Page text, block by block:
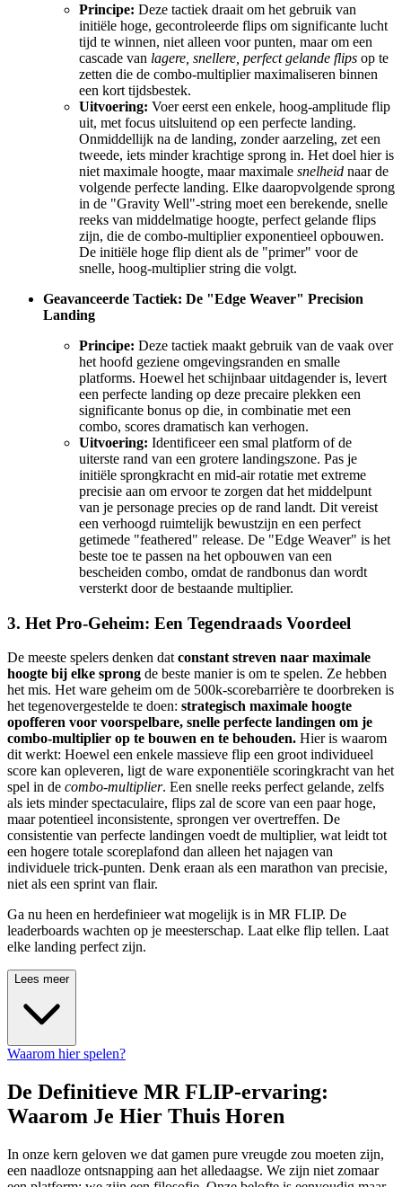
Principe: Deze tactiek draait om het gebruik van
initiële hoge, gecontroleerde flips om significante lucht
tijd te winnen, niet alleen voor punten, maar om een
cascade van lagere, snellere, perfect gelande flips op te
zetten die de combo-multiplier maximaliseren binnen
een kort tijdsbestek.
Uitvoering: Voer eerst een enkele, hoog-amplitude flip
uit, met focus uitsluitend op een perfecte landing.
Onmiddellijk na de landing, zonder aarzeling, zet een
tweede, iets minder krachtige sprong in. Het doel hier is
niet maximale hoogte, maar maximale snelheid naar de
volgende perfecte landing. Elke daaropvolgende sprong
in de "Gravity Well"-string moet een berekende, snelle
reeks van middelmatige hoogte, perfect gelande flips
zijn, die de combo-multiplier exponentieel opbouwen.
De initiële hoge flip dient als de "primer" voor de
snelle, hoog-multiplier string die volgt.
Geavanceerde Tactiek: De "Edge Weaver" Precision
Landing
Principe: Deze tactiek maakt gebruik van de vaak over
het hoofd geziene omgevingsranden en smalle
platforms. Hoewel het schijnbaar uitdagender is, levert
een perfecte landing op deze precaire plekken een
significante bonus op die, in combinatie met een
combo, scores dramatisch kan verhogen.
Uitvoering: Identificeer een smal platform of de
uiterste rand van een grotere landingszone. Pas je
initiële sprongkracht en mid-air rotatie met extreme
precisie aan om ervoor te zorgen dat het middelpunt
van je personage precies op de rand landt. Dit vereist
een verhoogd ruimtelijk bewustzijn en een perfect
getimede "feathered" release. De "Edge Weaver" is het
beste toe te passen na het opbouwen van een
bescheiden combo, omdat de randbonus dan wordt
versterkt door de bestaande multiplier.
3. Het Pro-Geheim: Een Tegendraads Voordeel
De meeste spelers denken dat constant streven naar maximale
hoogte bij elke sprong de beste manier is om te spelen. Ze hebben
het mis. Het ware geheim om de 500k-scorebarrière te doorbreken is
het tegenovergestelde te doen: strategisch maximale hoogte
opofferen voor voorspelbare, snelle perfecte landingen om je
combo-multiplier op te bouwen en te behouden. Hier is waarom
dit werkt: Hoewel een enkele massieve flip een groot individueel
score kan opleveren, ligt de ware exponentiële scoringkracht van het
spel in de combo-multiplier. Een snelle reeks perfect gelande, zelfs
als iets minder spectaculaire, flips zal de score van een paar hoge,
maar potentieel inconsistente, sprongen ver overtreffen. De
consistentie van perfecte landingen voedt de multiplier, wat leidt tot
een hogere totale scoreplafond dan alleen het najagen van
individuele trick-punten. Denk eraan als een marathon van precisie,
niet als een sprint van flair.
Ga nu heen en herdefinieer wat mogelijk is in MR FLIP. De
leaderboards wachten op je meesterschap. Laat elke flip tellen. Laat
elke landing perfect zijn.
Lees meer
Waarom hier spelen?
De Definitieve MR FLIP-ervaring:
Waarom Je Hier Thuis Horen
In onze kern geloven we dat gamen pure vreugde zou moeten zijn,
een naadloze ontsnapping aan het alledaagse. We zijn niet zomaar